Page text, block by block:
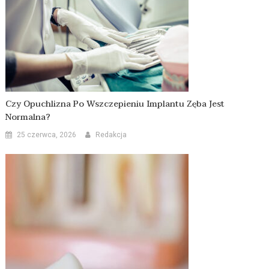
Czy Opuchlizna Po Wszczepieniu Implantu Zęba Jest
Normalna?
25 czerwca, 2026 Redakcja